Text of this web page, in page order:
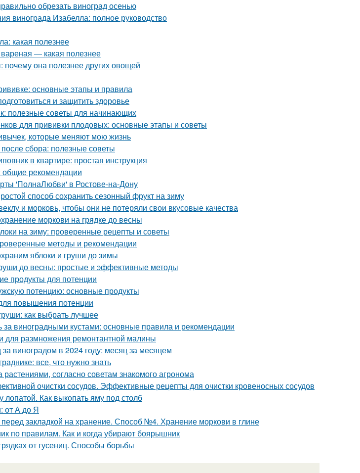
обрезать виноград осенью
винограда Изабелла: полное руководство
какая полезнее
— какая полезнее
она полезнее других овощей
основные этапы и правила
и защитить здоровье
полезные советы для начинающих
для прививки плодовых: основные этапы и советы
которые меняют мою жизнь
сбора: полезные советы
в квартире: простая инструкция
общие рекомендации
'ПолнаЛюбви' в Ростове-на-Дону
способ сохранить сезонный фрукт на зиму
и морковь, чтобы они не потеряли свои вкусовые качества
моркови на грядке до весны
на зиму: проверенные рецепты и советы
методы и рекомендации
яблоки и груши до зимы
до весны: простые и эффективные методы
продукты для потенции
потенцию: основные продукты
повышения потенции
как выбрать лучшее
за виноградными кустами: основные правила и рекомендации
для размножения ремонтантной малины
виноградом в 2024 году: месяц за месяцем
все, что нужно знать
растениями, согласно советам знакомого агронома
очистки сосудов. Эффективные рецепты для очистки кровеносных сосудов
лопатой. Как выкопать яму под столб
от А до Я
закладкой на хранение. Способ №4. Хранение моркови в глине
по правилам. Как и когда убирают боярышник
от гусениц. Способы борьбы